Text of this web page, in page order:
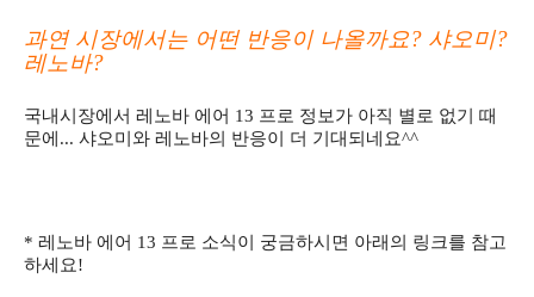
과연 시장에서는 어떤 반응이 나올까요? 샤오미?
레노바?
국내시장에서 레노바 에어 13 프로 정보가 아직 별로 없기 때
문에... 샤오미와 레노바의 반응이 더 기대되네요^^
* 레노바 에어 13 프로 소식이 궁금하시면 아래의 링크를 참고
하세요!